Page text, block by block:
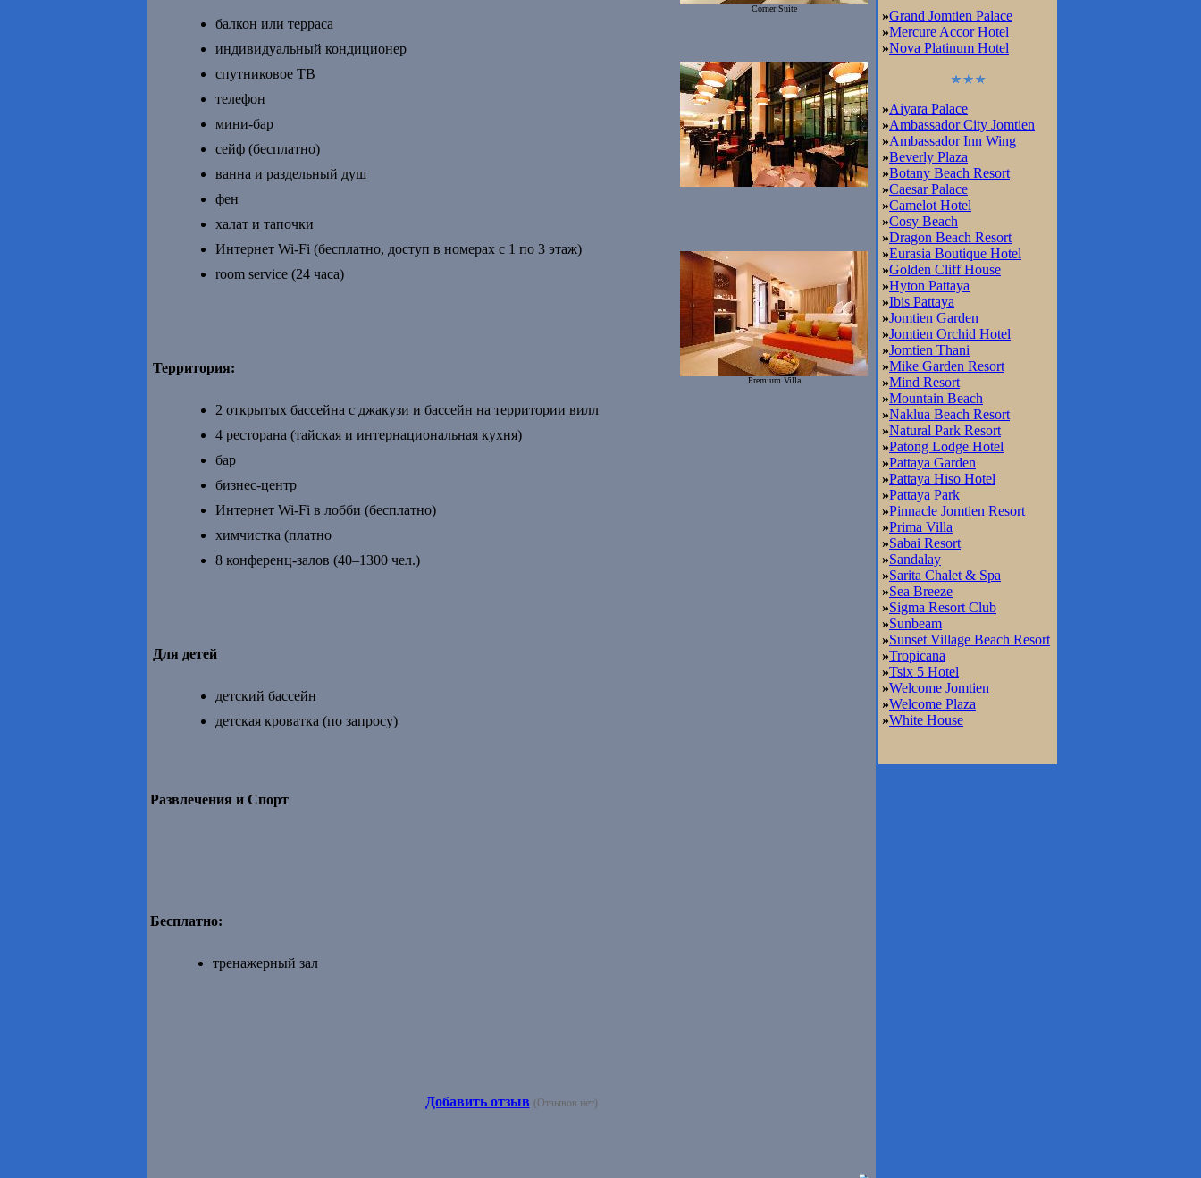
балкон или терраса
индивидуальный кондиционер
спутниковое TВ
телефон
мини-бар
сейф (бесплатно)
ванна и раздельный душ
фен
халат и тапочки
Интернет Wi-Fi (бесплатно, доступ в номерах с 1 по 3 этаж)
room service (24 часа)
Территория:
2 открытых бассейна c джакузи и бассейн на территории вилл
4 ресторана (тайская и интернациональная кухня)
бар
бизнес-центр
Интернет Wi-Fi в лобби (бесплатно)
химчистка (платно
8 конференц-залов (40–1300 чел.)
Для детей
детский бассейн
детская кроватка (по запросу)
Развлечения и Спорт
Бесплатно:
тренажерный зал
Corner Suite
Premium Villa
Добавить отзыв (Отзывов нет)
»Grand Jomtien Palace
»Mercure Accor Hotel
»Nova Platinum Hotel
»Aiyara Palace
»Ambassador City Jomtien
»Ambassador Inn Wing
»Beverly Plaza
»Botany Beach Resort
»Caesar Palace
»Camelot Hotel
»Cosy Beach
»Dragon Beach Resort
»Eurasia Boutique Hotel
»Golden Cliff House
»Hyton Pattaya
»Ibis Pattaya
»Jomtien Garden
»Jomtien Orchid Hotel
»Jomtien Thani
»Mike Garden Resort
»Mind Resort
»Mountain Beach
»Naklua Beach Resort
»Natural Park Resort
»Patong Lodge Hotel
»Pattaya Garden
»Pattaya Hiso Hotel
»Pattaya Park
»Pinnacle Jomtien Resort
»Prima Villa
»Sabai Resort
»Sandalay
»Sarita Chalet & Spa
»Sea Breeze
»Sigma Resort Club
»Sunbeam
»Sunset Village Beach Resort
»Tropicana
»Tsix 5 Hotel
»Welcome Jomtien
»Welcome Plaza
»White House